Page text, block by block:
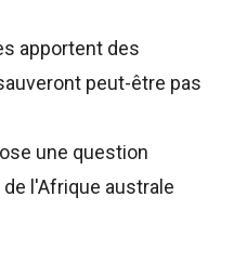
apportent des
peut-être pas
une question
l'Afrique australe